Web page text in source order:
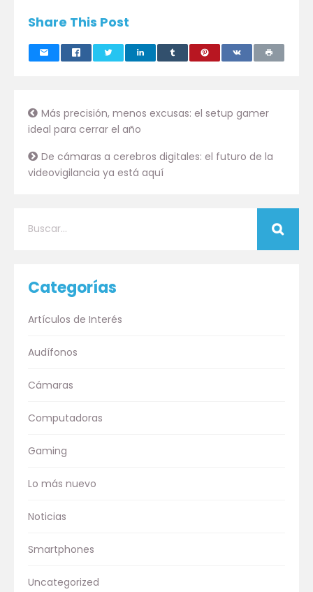
Share This Post
Más precisión, menos excusas: el setup gamer
ideal para cerrar el año
De cámaras a cerebros digitales: el futuro de la
videovigilancia ya está aquí
Categorías
Artículos de Interés
Audífonos
Cámaras
Computadoras
Gaming
Lo más nuevo
Noticias
Smartphones
Uncategorized